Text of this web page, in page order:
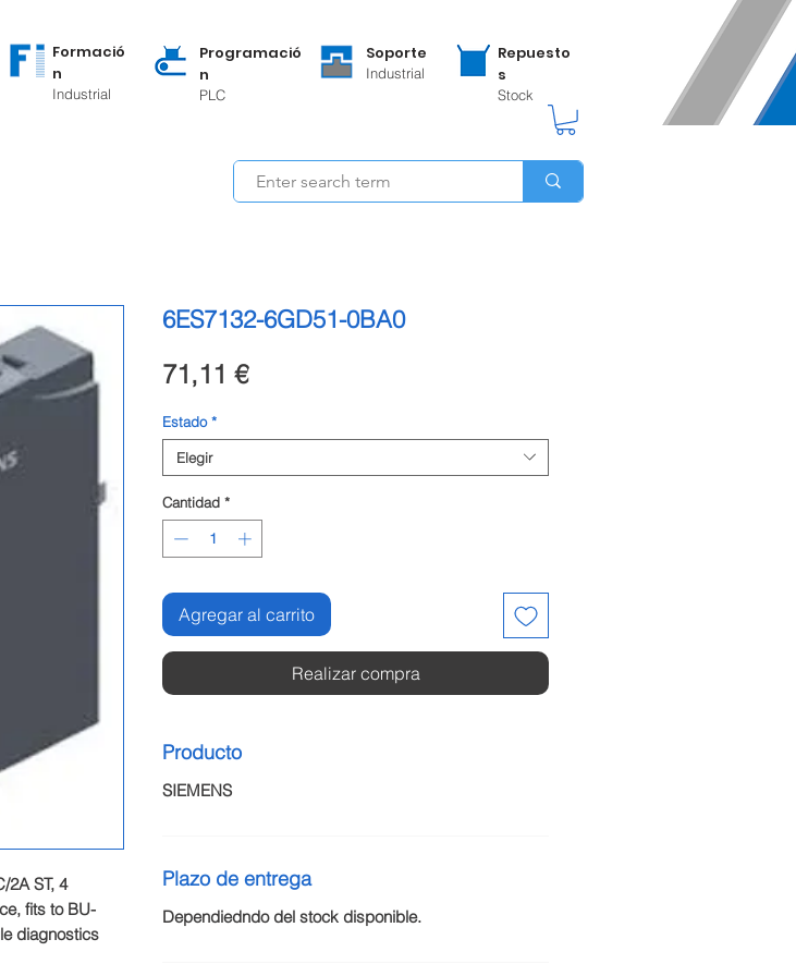
Formació
n
Industrial
Programació
n
PLC
Soporte
Industrial
Repuesto
s
Stock
2A ST, 4
fits to BU-
diagnostics
6ES7132-6GD51-0BA0
71,11 €Precio
Estado *
Elegir
Cantidad *
Agregar al carrito
Realizar compra
Producto
SIEMENS
Plazo de entrega
Dependiedndo del stock disponible.